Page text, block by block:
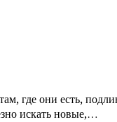
где они есть,
искать новые,…